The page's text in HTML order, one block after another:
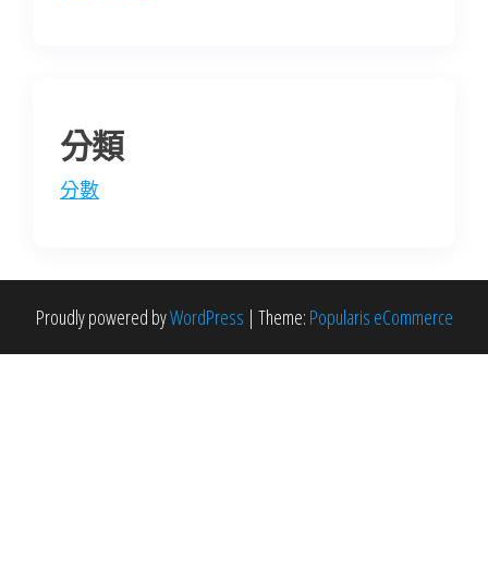
分類
分數
Proudly powered byWordPress | Theme: Popularis eCommerce